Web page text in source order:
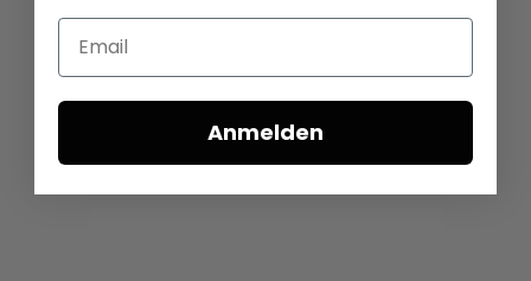
Email
Anmelden